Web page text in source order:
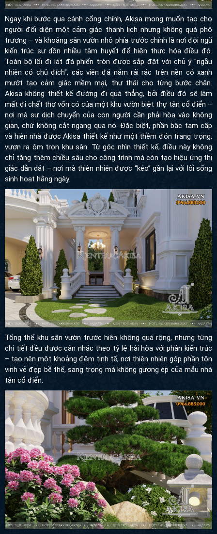
người đối diện một cảm giác thanh lịch nhưng không quá phô
trương – và khoảng sân vườn nhỏ phía trước chính là nơi đội
ngũ kiến trúc sư dồn nhiều tâm huyết để hiện thực hóa điều đó.
Toàn bộ lối đi lát đá phiến tròn được sắp đặt với chủ ý "ngẫu nhiên
có chủ đích", các viên đá nằm rải rác trên nền cỏ xanh mướt tạo
cảm giác mềm mại, thư thái cho từng bước chân. Akisa không
thiết kế đường đi quá thẳng, bởi điều đó sẽ làm mất đi chất thơ
vốn có của một khu vườn biệt thự tân cổ điển – nơi mà sự dịch
chuyển của con người cần phải hòa vào không gian, chứ không
cắt ngang qua nó. Đặc biệt, phần bậc tam cấp và hiên nhà được
Akisa thiết kế như một thềm đón trang trọng, vươn ra ôm trọn
khu sân. Từ góc nhìn thiết kế, điều này không chỉ tăng thêm chiều
sâu cho công trình mà còn tạo hiệu ứng thị giác dẫn dắt – nơi mà
thiên nhiên được “kéo” gần lại với lối sống sinh hoạt hằng ngày.
Tổng thể khu sân vườn trước hiên không quá rộng, nhưng từng
chi tiết đều được cân nhắc theo tỷ lệ hài hòa với phần kiến trúc –
tạo nên một khoảng đệm tinh tế, nơi thiên nhiên góp phần tôn vinh
vẻ đẹp bề thế, sang trọng mà không gượng ép của mẫu nhà tân
cổ điển.
Để được hỗ trợ - tư vấn tốt nhất và sở hữu nhữngMẫu thiết kế
sân vườn biệt thự đẹpphù hợp với phong cách của mình: Quý
khách vui lòng liên hệHotline: 0966885000của Akisa nhé!!! Các